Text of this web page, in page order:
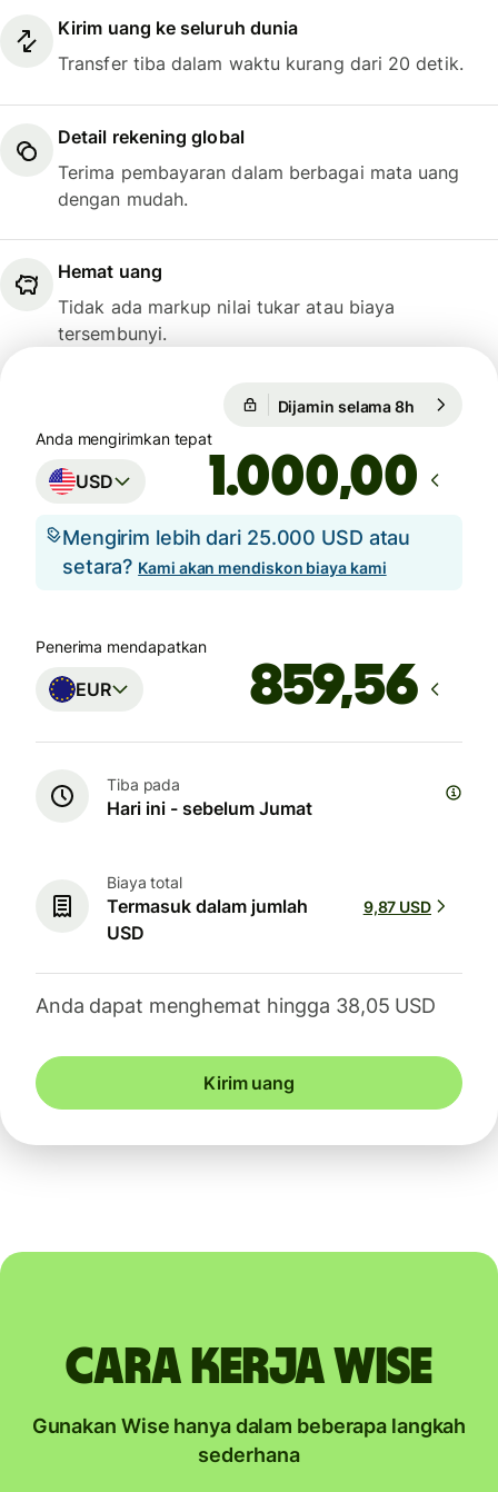
Kirim uang ke seluruh dunia
Transfer tiba dalam waktu kurang dari 20 detik.
Detail rekening global
Terima pembayaran dalam berbagai mata uang
dengan mudah.
Hemat uang
Tidak ada markup nilai tukar atau biaya
tersembunyi.
Dijamin selama 8h
Anda mengirimkan tepat
USD ,00
Mengirim lebih dari 25.000 USD atau
setara? Kami akan mendiskon biaya kami
Penerima mendapatkan
EUR
Tiba pada
Hari ini - sebelum Jumat
Biaya total
Termasuk dalam jumlah
USD
9,87 USD
Anda dapat menghemat hingga 38,05 USD
Kirim uang
Cara kerja Wise
Gunakan Wise hanya dalam beberapa langkah
sederhana